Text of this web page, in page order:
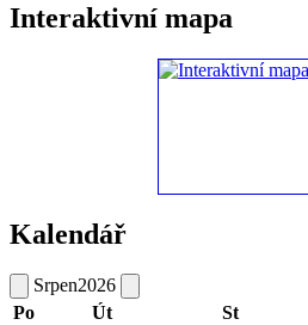
Interaktivní mapa
Kalendář
Srpen2026
Po
Út St